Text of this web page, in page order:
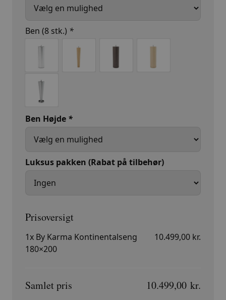
Ben (8 stk.) *
Ben Højde *
Luksus pakken (Rabat på tilbehør)
1x By Karma Kontinentalseng
180×200
10.499,00 kr.
Samlet pris 10.499,00 kr.